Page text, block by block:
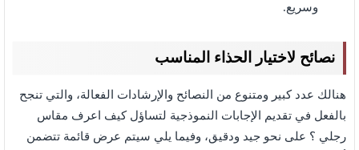
وسريع.
نصائح لاختيار الحذاء المناسب
هنالك عدد كبير ومتنوع من النصائح والإرشادات الفعالة، والتي تنجح
بالفعل في تقديم الإجابات النموذجية لتساؤل كيف اعرف مقاس
رجلي ؟ على نحو جيد ودقيق، وفيما يلي سيتم عرض قائمة تتضمن